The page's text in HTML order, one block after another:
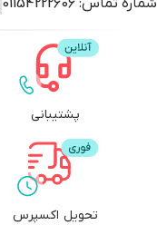
شماره تماس: 01154222606
پشتیبانی
تحویل اکسپرس